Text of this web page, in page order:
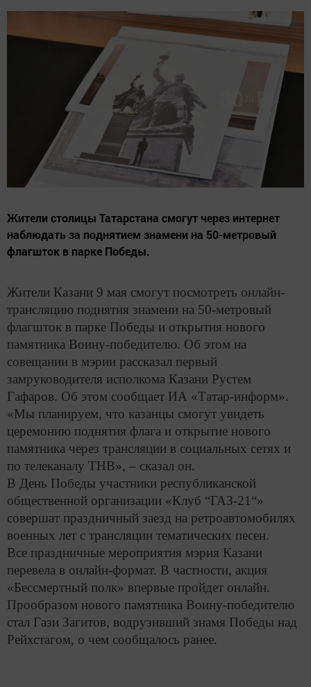
Жители столицы Татарстана смогут через интернет
наблюдать за поднятием знамени на 50-метровый
флагшток в парке Победы.
Жители Казани 9 мая смогут посмотреть онлайн-
трансляцию поднятия знамени на 50-метровый
флагшток в парке Победы и открытия нового
памятника Воину-победителю. Об этом на
совещании в мэрии рассказал первый
замруководителя исполкома Казани Рустем
Гафаров. Об этом сообщает ИА «Татар-информ».
«Мы планируем, что казанцы смогут увидеть
церемонию поднятия флага и открытие нового
памятника через трансляции в социальных сетях и
по телеканалу ТНВ», – сказал он.
В День Победы участники республиканской
общественной организации «Клуб “ГАЗ-21“»
совершат праздничный заезд на ретроавтомобилях
военных лет с трансляции тематических песен.
Все праздничные мероприятия мэрия Казани
перевела в онлайн-формат. В частности, акция
«Бессмертный полк» впервые пройдет онлайн.
Прообразом нового памятника Воину-победителю
стал Гази Загитов, водрузивший знамя Победы над
Рейхстагом, о чем сообщалось ранее.